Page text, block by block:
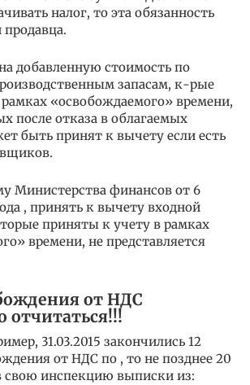
налог, то эта обязанность
добавленную стоимость по
запасам, к-рые
«освобождаемого» времени,
после отказа в облагаемых
быть принят к вычету если есть
Министерства финансов от 6
, принять к вычету входной
приняты к учету в рамках
времени, не представляется
от НДС
отчитаться!!!
31.03.2015 закончились 12
от НДС по , то не позднее 20
свою инспекцию выписки из: